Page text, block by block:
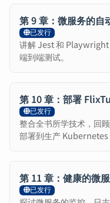
第 9 章：微服务的自
已发行
讲解 Jest 和 Playwright
端到端测试。
第 10 章：部署
已发行
整合全书所学技术，回
部署到生产 Kubernetes
第 11 章：健康的微
已发行